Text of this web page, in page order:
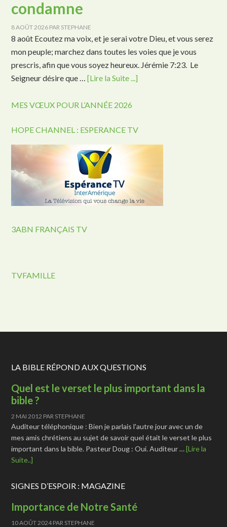
condamne
8 AOÛT 2026 PAR STEPHANE
8 août Ecoutez ma voix, et je serai votre Dieu, et vous serez
mon peuple; marchez dans toutes les voies que je vous
prescris, afin que vous soyez heureux. Jérémie 7:23. Le
Seigneur désire que …[Lire la Suite ...]
MES VŒUX POUR L’ANNÉE 2026
HOPE CHANNEL : ESPERANCE TV
3ABN FRANÇAIS TV
TVFAMILLE
LA BIBLE RÉPOND AUX QUESTIONS
Quel est le verset le plus important dans la
bible ?
2 MAI 2012 PAR STEPHANE
Auditeur téléphonique : Bien je parlais l'autre jour avec un de
mes amis chrétiens au sujet de savoir quel était le verset le plus
important dans la bible. Pasteur Doug : Oui. Auditeur …[Lire la
Suite..]
SIGNES D’ESPOIR : MAGAZINE
Importance de Notre Santé
10 AOÛT 2024PAR STEPHANE